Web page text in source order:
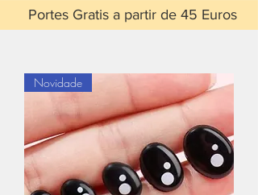
a partir de 45 Euros
Novidade